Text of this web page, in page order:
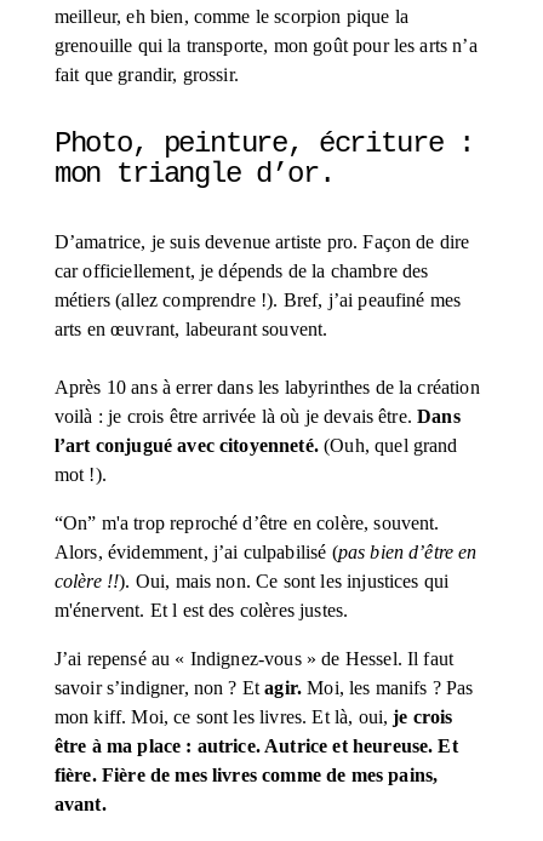
meilleur, eh bien, comme le scorpion pique la
grenouille qui la transporte, mon goût pour les arts n’a
fait que grandir, grossir.
Photo, peinture, écriture :
mon triangle d’or.
D’amatrice, je suis devenue artiste pro. Façon de dire
car officiellement, je dépends de la chambre des
métiers (allez comprendre !). Bref, j’ai peaufiné mes
arts en œuvrant, labeurant souvent.
Après 10 ans à errer dans les labyrinthes de la création
voilà : je crois être arrivée là où je devais être. Dans
l’art conjugué avec citoyenneté. (Ouh, quel grand
mot !).
“On” m'a trop reproché d’être en colère, souvent.
Alors, évidemment, j’ai culpabilisé (pas bien d’être en
colère !!). Oui, mais non. Ce sont les injustices qui
m'énervent. Et l est des colères justes.
J’ai repensé au « Indignez-vous » de Hessel. Il faut
savoir s’indigner, non ? Et agir. Moi, les manifs ? Pas
mon kiff. Moi, ce sont les livres. Et là, oui, je crois
être à ma place : autrice. Autrice et heureuse. Et
fière. Fière de mes livres comme de mes pains,
avant.